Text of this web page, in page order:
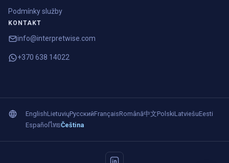
Podmínky služby
KONTAKT
info@interpretwise.com
+370 638 14022
EnglishLietuviųРусскийFrançaisRomână中文PolskiLatviešuEesti
EspañolไทยČeština